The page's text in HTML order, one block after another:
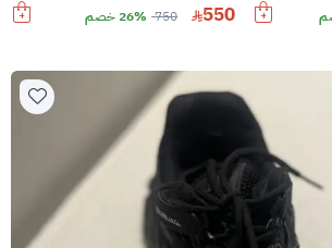
550
750 26% خصم